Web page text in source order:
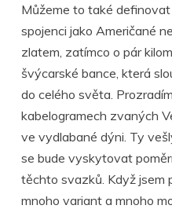
Můžeme to také
spojenci jako Američané
zlatem, zatímco o pár
švýcarské bance, která
do celého světa.
kabelogramech zvaných
ve vydlabané dýni. Ty
se bude vyskytovat
těchto svazků. Když jsem
mnoho variant a mnoho